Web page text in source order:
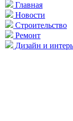
Главная
Новости
Строительство
Ремонт
Дизайн и